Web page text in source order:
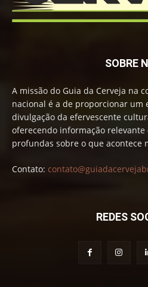
SOBRE
A missão do Guia da Cerveja na
nacional é a de proporcionar um
divulgação da efervescente
oferecendo informação relevante
profundas sobre o que acontece
Contato:
REDES